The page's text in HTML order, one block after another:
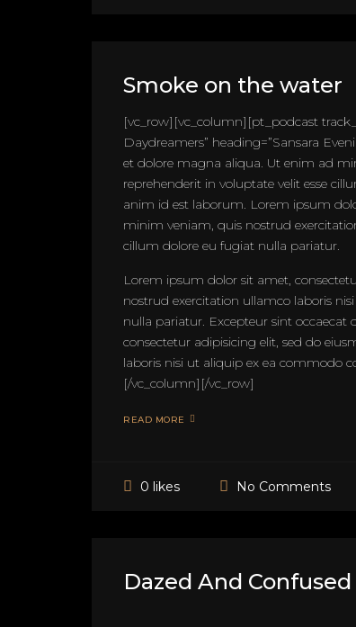
Smoke on the water
[vc_row][vc_column][pt_podcast
Daydreamers” heading=”Sansara
et dolore magna aliqua. Ut enim ad
reprehenderit in voluptate velit esse
anim id est laborum. Lorem ipsum
minim veniam, quis nostrud
cillum dolore eu fugiat nulla pariatur.
Lorem ipsum dolor sit amet,
nostrud exercitation ullamco laboris
nulla pariatur. Excepteur sint
consectetur adipisicing elit, sed do
laboris nisi ut aliquip ex ea commodo
[/vc_column][/vc_row]
READ MORE
0 likes No Comments
Dazed And Confused